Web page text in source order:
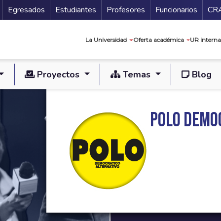
Secundario
Egresados Estudiantes Profesores Funcionarios
La Universidad Oferta académica UR
Proyectos Temas Blog
Polo